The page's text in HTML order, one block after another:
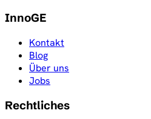
InnoGE
Kontakt
Blog
Über uns
Jobs
Rechtliches